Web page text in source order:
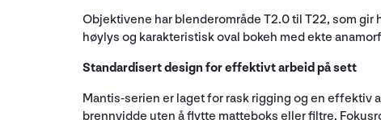
Objektivene har blenderområde T2.0 til T22, som
høylys og karakteristisk oval bokeh med ekte
Standardisert design for effektivt arbeid på sett
Mantis-serien er laget for rask rigging og en effektiv
brennvidde uten å flytte matteboks eller filtre.